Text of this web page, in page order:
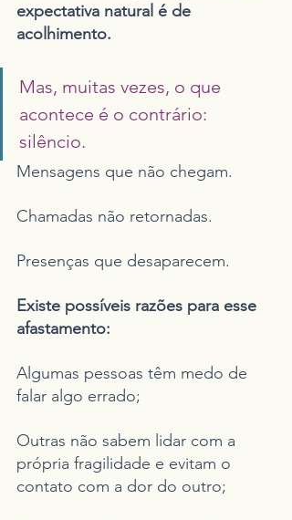
expectativa natural é de
acolhimento.
Mas, muitas vezes, o que
acontece é o contrário:
silêncio.
Mensagens que não chegam.
Chamadas não retornadas.
Presenças que desaparecem.
Existe possíveis razões para esse
afastamento:
Algumas pessoas têm medo de
falar algo errado;
Outras não sabem lidar com a
própria fragilidade e evitam o
contato com a dor do outro;